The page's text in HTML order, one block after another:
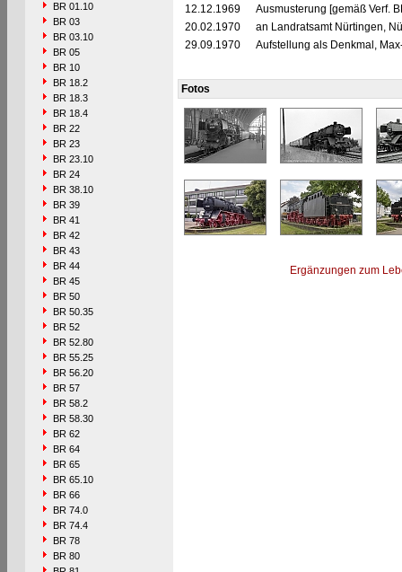
BR 01.10
BR 03
BR 03.10
BR 05
BR 10
BR 18.2
BR 18.3
BR 18.4
BR 22
BR 23
BR 23.10
BR 24
BR 38.10
BR 39
BR 41
BR 42
BR 43
BR 44
BR 45
BR 50
BR 50.35
BR 52
BR 52.80
BR 55.25
BR 56.20
BR 57
BR 58.2
BR 58.30
BR 62
BR 64
BR 65
BR 65.10
BR 66
BR 74.0
BR 74.4
BR 78
BR 80
12.12.1969
Ausmusterung [gemäß Verf.
20.02.1970
an Landratsamt Nürtingen,
29.09.1970
Aufstellung als Denkmal,
Fotos
Ergänzungen zum